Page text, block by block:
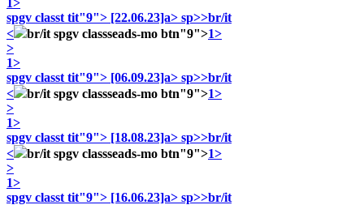
1>
spgv classt tit"9"> [22.06.23]a> sp>>br/it
<
br/it spgv classseads-mo btn"9">1>
>
1>
spgv classt tit"9"> [06.09.23]a> sp>>br/it
<
br/it spgv classseads-mo btn"9">1>
>
1>
spgv classt tit"9"> [18.08.23]a> sp>>br/it
<
br/it spgv classseads-mo btn"9">1>
>
1>
spgv classt tit"9"> [16.06.23]a> sp>>br/it